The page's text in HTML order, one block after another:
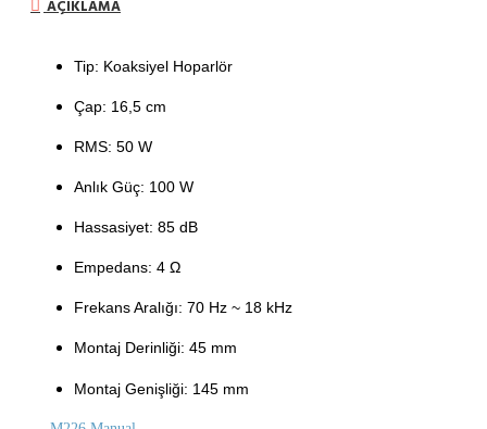
AÇIKLAMA
Tip: Koaksiyel Hoparlör
Çap: 16,5 cm
RMS: 50 W
Anlık Güç: 100 W
Hassasiyet: 85 dB
Empedans: 4 Ω
Frekans Aralığı: 70 Hz ~ 18 kHz
Montaj Derinliği: 45 mm
Montaj Genişliği: 145 mm